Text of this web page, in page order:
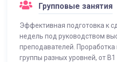
Групповые занятия
Эффективная подготовка к
недель под руководством
преподавателей. Проработка
группы разных уровней, от